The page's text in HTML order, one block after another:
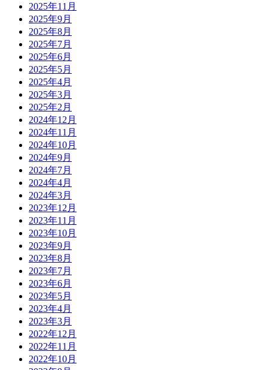
2025年11月
2025年9月
2025年8月
2025年7月
2025年6月
2025年5月
2025年4月
2025年3月
2025年2月
2024年12月
2024年11月
2024年10月
2024年9月
2024年7月
2024年4月
2024年3月
2023年12月
2023年11月
2023年10月
2023年9月
2023年8月
2023年7月
2023年6月
2023年5月
2023年4月
2023年3月
2022年12月
2022年11月
2022年10月